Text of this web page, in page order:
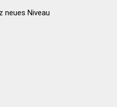
neues Niveau